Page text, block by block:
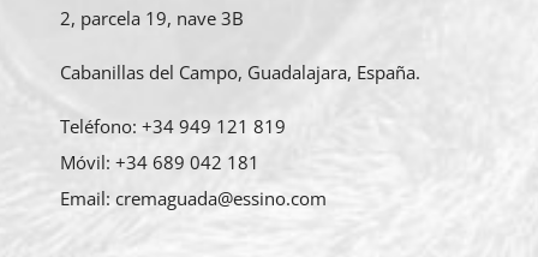
2, parcela 19, nave 3B
Cabanillas del Campo, Guadalajara, España.
Teléfono: +34 949 121 819
Móvil: +34 689 042 181
Email: cremaguada@essino.com